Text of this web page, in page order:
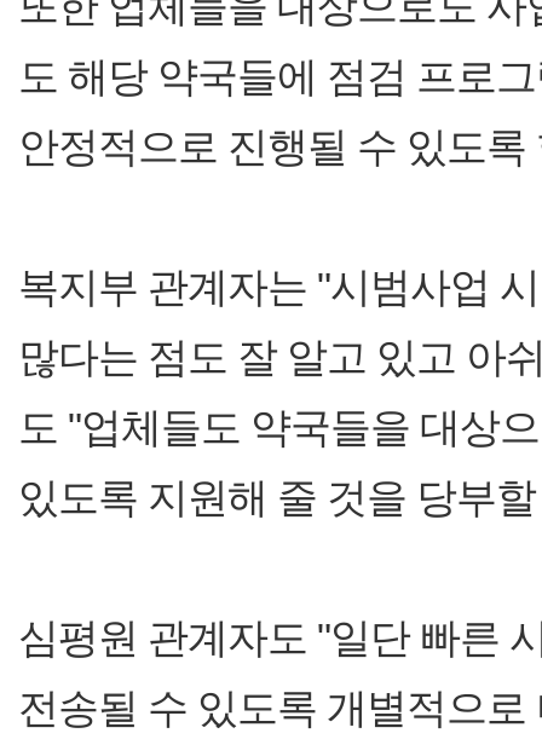
도 해당 약국들에 점검 프로
안정적으로 진행될 수 있도
복지부 관계자는 "시범사업
많다는 점도 잘 알고 있고 아
도 "업체들도 약국들을 대상
있도록 지원해 줄 것을 당부
심평원 관계자도 "일단 빠른
전송될 수 있도록 개별적으